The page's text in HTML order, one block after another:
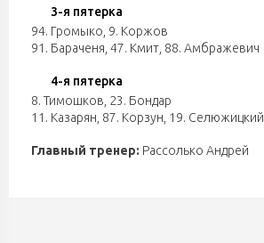
3-я пятерка
94. Громыко 9. Коржов
91. Бараченя 47. Кмит 88. Амбражевич
4-я пятерка
8. Тимошков 23. Бондар
11. Казарян 87. Корзун 19. Селюжицкий
Главный тренер: Рассолько Андрей